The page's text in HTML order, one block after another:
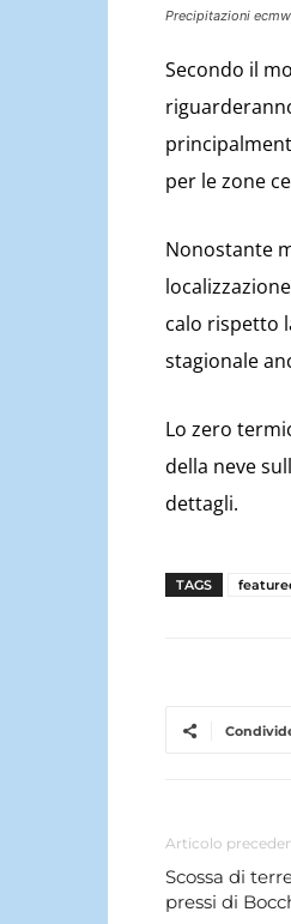
Precipitazioni
Secondo il
per le zone
Nonostante
calo rispetto
stagionale
Lo zero
della neve
dettagli.
TAGS
Articolo
Scossa di
pressi di